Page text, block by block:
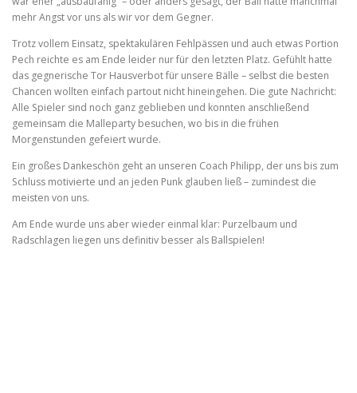
mehr Angst vor uns als wir vor dem Gegner.
Trotz vollem Einsatz, spektakulären Fehlpässen und auch etwas Portion
Pech reichte es am Ende leider nur für den letzten Platz. Gefühlt hatte
das gegnerische Tor Hausverbot für unsere Bälle – selbst die besten
Chancen wollten einfach partout nicht hineingehen. Die gute Nachricht:
Alle Spieler sind noch ganz geblieben und konnten anschließend
gemeinsam die Malleparty besuchen, wo bis in die frühen
Morgenstunden gefeiert wurde.
Ein großes Dankeschön geht an unseren Coach Philipp, der uns bis zum
Schluss motivierte und an jeden Punk glauben ließ – zumindest die
meisten von uns.
Am Ende wurde uns aber wieder einmal klar: Purzelbaum und
Radschlagen liegen uns definitiv besser als Ballspielen!